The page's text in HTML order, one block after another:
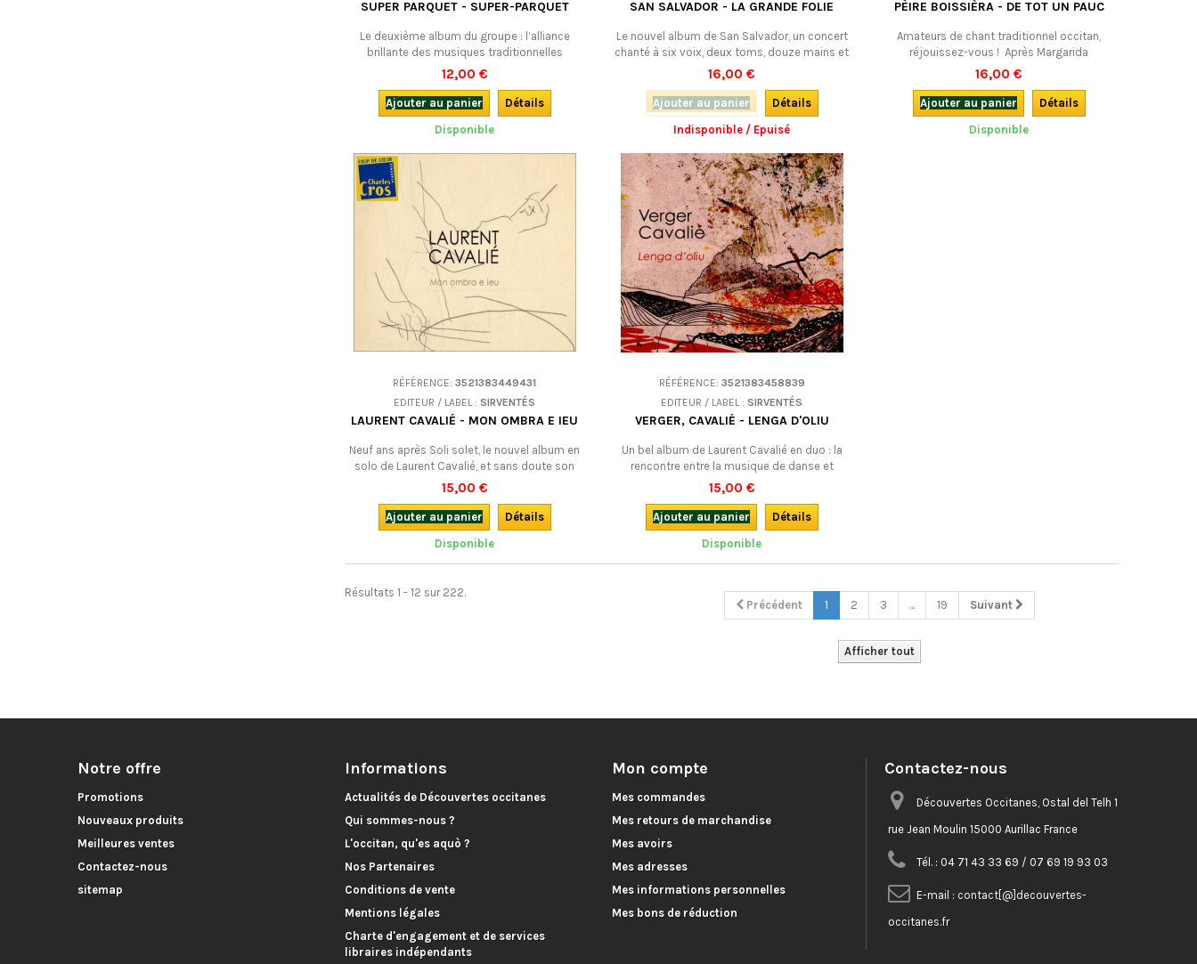
SUPER PARQUET - SUPER-PARQUET
Le deuxième album du groupe : l’alliance
brillante des musiques traditionnelles
d’Auvergne avec les musiques
expérimentales électroniques. Une musique
de transe, psychédélique. À danser !
12,00 €
Ajouter au panier
Détails
Disponible
SAN SALVADOR - LA GRANDE FOLIE
Le nouvel album de San Salvador, un concert
chanté à six voix, deux toms, douze mains et
un tambourin. Leur répertoire, ce sont des
chansons populaires, traditionnelles,
occitanes, fondues dans une polyphonie
tantôt endiablée, tantôt hypnotique, à la limite
de la transe… et ça déménage !
16,00 €
Ajouter au panier
Détails
Indisponible / Epuisé
PÈIRE BOISSIÈRA - DE TOT UN PAUC
Amateurs de chant traditionnel occitan,
réjouissez-vous ! Après Margarida
(aujourd'hui épuisé), voici le nouveau CD de
Pierre Boissière, une des références en ce
domaine.Du Reis gloriós de G. de Bornelh à
Boby Lapointe, en passant par les traditions
orales de Gascogne, d'Auvergne, du
16,00 €
Ajouter au panier
Détails
Disponible
RÉFÉRENCE:3521383449431
EDITEUR / LABEL :SIRVENTÉS
LAURENT CAVALIÉ - MON OMBRA E IEU
Neuf ans après Soli solet, le nouvel album en
solo de Laurent Cavalié, et sans doute son
oeuvre la plus personnelle. En notes
impressionnistes, il y dépeint des sentiments
personnels ou des lieux qui lui sont chers. Il
évoque des personnages de la mythologie
languedocienne, et pose sur le monde tel qu’il
va un regard où se mêlent tendresse, ironie
15,00 €
Ajouter au panier
Détails
Disponible
RÉFÉRENCE: 3521383458839
EDITEUR / LABEL :SIRVENTÉS
VERGER, CAVALIÉ - LENGA D'OLIU
Un bel album de Laurent Cavalié en duo : la
rencontre entre la musique de danse et
l'improvisation jazz, qui donne une belle place
aux voix. Voilà qui fait du bien en période de
confinement !
15,00 €
Ajouter au panier
Détails
Disponible
Précédent 1 2 3 ... 19 Suivant
Afficher tout
Résultats 1 - 12 sur 222.
Notre offre
Promotions
Nouveaux produits
Meilleures ventes
Contactez-nous
sitemap
Informations
Actualités de Découvertes occitanes
Qui sommes-nous ?
L'occitan, qu'es aquò ?
Nos Partenaires
Conditions de vente
Mentions légales
Charte d'engagement et de services
libraires indépendants
Mon compte
Mes commandes
Mes retours de marchandise
Mes avoirs
Mes adresses
Mes informations personnelles
Mes bons de réduction
Contactez-nous
Découvertes Occitanes, Ostal del Telh 1
rue Jean Moulin 15000 Aurillac France
Tél. : 04 71 43 33 69 / 07 69 19 93 03
E-mail : contact[@]decouvertes-
occitanes.fr